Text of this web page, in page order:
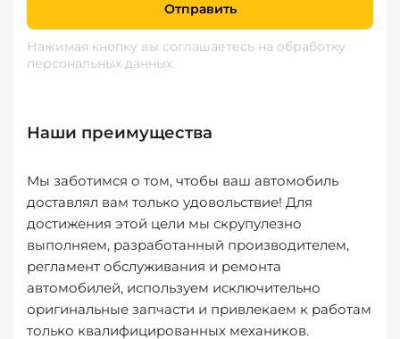
Отправить
Нажимая кнопку вы соглашаетесь на обработку
персональных данных
Наши преимущества
Мы заботимся о том, чтобы ваш автомобиль
доставлял вам только удовольствие! Для
достижения этой цели мы скрупулезно
выполняем, разработанный производителем,
регламент обслуживания и ремонта
автомобилей, используем исключительно
оригинальные запчасти и привлекаем к работам
только квалифицированных механиков.